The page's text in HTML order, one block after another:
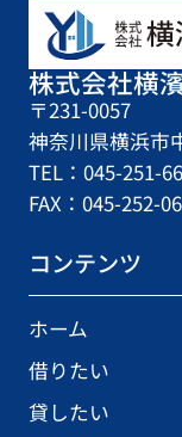
株式会社横
〒231-0057
神奈川県横浜市
TEL：045-251-
FAX：045-252-
コンテンツ
ホーム
借りたい
貸したい